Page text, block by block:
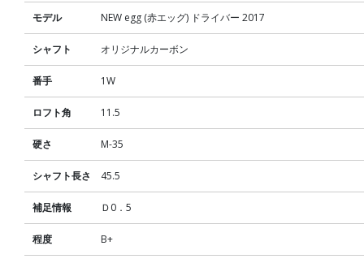
モデル NEW egg (赤エッグ) ドライバー 2017
シャフト オリジナルカーボン
番手 1W
ロフト角 11.5
硬さ M-35
シャフト長さ 45.5
補足情報 Ｄ0．5
程度 B+